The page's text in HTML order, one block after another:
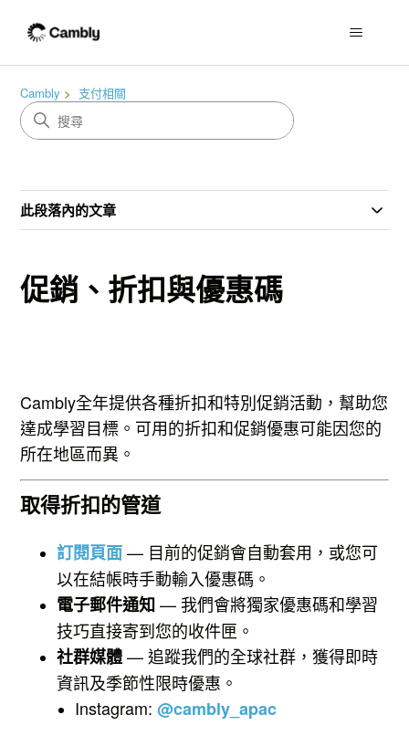
Cambly 支付相關
此段落內的文章
促銷、折扣與優惠碼
Cambly全年提供各種折扣和特別促銷活動，幫助您
達成學習目標。可用的折扣和促銷優惠可能因您的
所在地區而異。
取得折扣的管道
訂閱頁面— 目前的促銷會自動套用，或您可
以在結帳時手動輸入優惠碼。
電子郵件通知 — 我們會將獨家優惠碼和學習
技巧直接寄到您的收件匣。
社群媒體— 追蹤我們的全球社群，獲得即時
資訊及季節性限時優惠。
Instagram:@cambly_apac